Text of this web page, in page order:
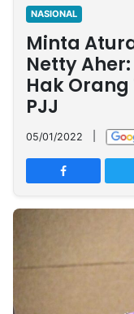
Nasional
International
Olahraga
Entertainment
Daerah
Pariwisata
Kuliner
Kolom
Network
PT
TREETAN
MULTIMEDIA
INDONESIA
NTB
Time
IDN
Jogja
Rakyat
News
Notice
Baru
NASIONAL
Minta
Netty
Hak
PJJ
05/01/2022